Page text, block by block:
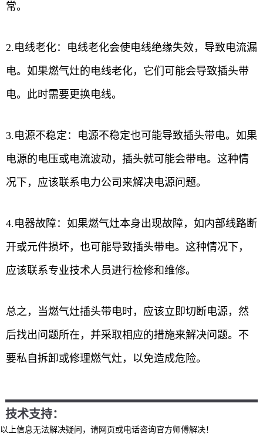
常。
2.电线老化：电线老化会使电线绝缘失效，导致电流漏
电。如果燃气灶的电线老化，它们可能会导致插头带
电。此时需要更换电线。
3.电源不稳定：电源不稳定也可能导致插头带电。如果
电源的电压或电流波动，插头就可能会带电。这种情
况下，应该联系电力公司来解决电源问题。
4.电器故障：如果燃气灶本身出现故障，如内部线路断
开或元件损坏，也可能导致插头带电。这种情况下，
应该联系专业技术人员进行检修和维修。
总之，当燃气灶插头带电时，应该立即切断电源，然
后找出问题所在，并采取相应的措施来解决问题。不
要私自拆卸或修理燃气灶，以免造成危险。
技术支持：
以上信息无法解决疑问，请网页或电话咨询官方师傅解决！